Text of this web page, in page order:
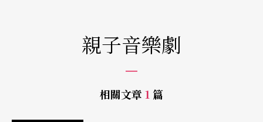
親子音樂劇
相關文章 1 篇